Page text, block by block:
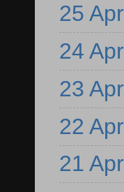
25 Apr
24 Apr
23 Apr
22 Apr
21 Apr